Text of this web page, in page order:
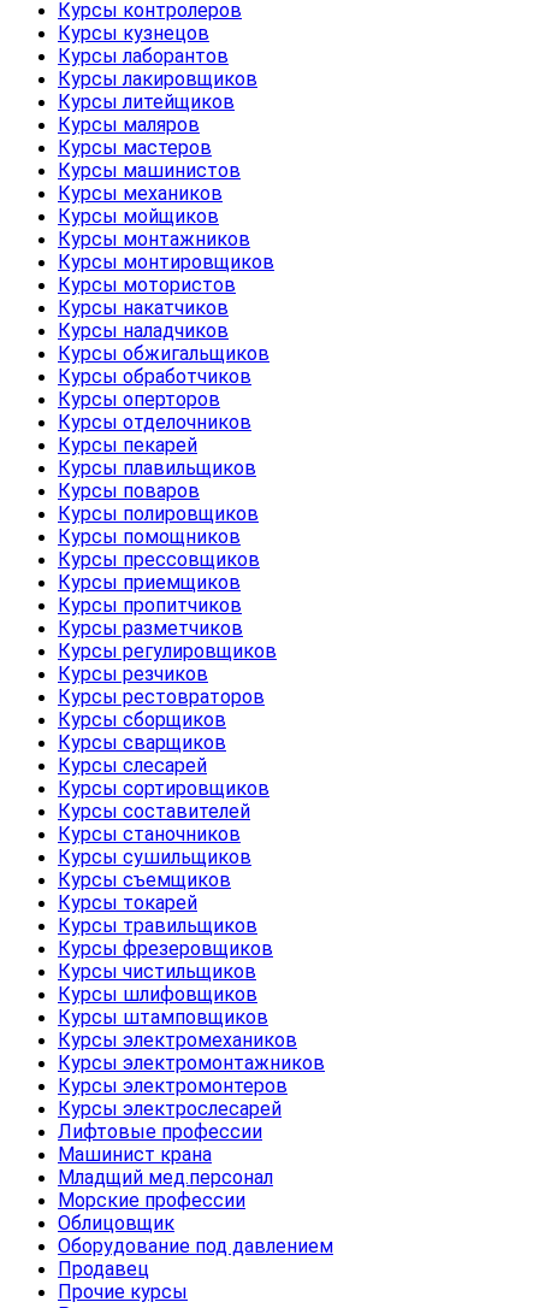
Курсы контролеров
Курсы кузнецов
Курсы лаборантов
Курсы лакировщиков
Курсы литейщиков
Курсы маляров
Курсы мастеров
Курсы машинистов
Курсы механиков
Курсы мойщиков
Курсы монтажников
Курсы монтировщиков
Курсы мотористов
Курсы накатчиков
Курсы наладчиков
Курсы обжигальщиков
Курсы обработчиков
Курсы оперторов
Курсы отделочников
Курсы пекарей
Курсы плавильщиков
Курсы поваров
Курсы полировщиков
Курсы помощников
Курсы прессовщиков
Курсы приемщиков
Курсы пропитчиков
Курсы разметчиков
Курсы регулировщиков
Курсы резчиков
Курсы рестовраторов
Курсы сборщиков
Курсы сварщиков
Курсы слесарей
Курсы сортировщиков
Курсы составителей
Курсы станочников
Курсы сушильщиков
Курсы съемщиков
Курсы токарей
Курсы травильщиков
Курсы фрезеровщиков
Курсы чистильщиков
Курсы шлифовщиков
Курсы штамповщиков
Курсы электромехаников
Курсы электромонтажников
Курсы электромонтеров
Курсы электрослесарей
Лифтовые профессии
Машинист крана
Младщий мед.персонал
Морские профессии
Облицовщик
Оборудование под давлением
Продавец
Прочие курсы